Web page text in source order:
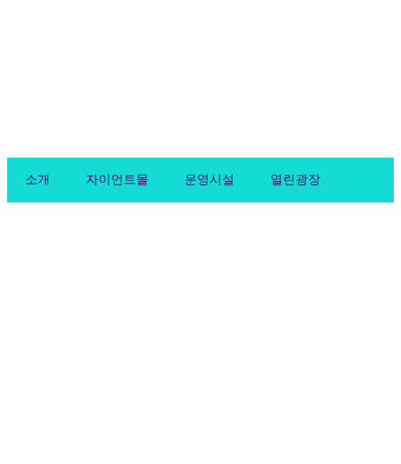
소개 자이언트몰 운영시설 열린광장